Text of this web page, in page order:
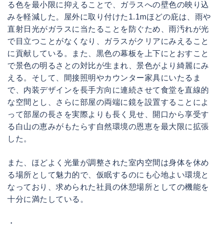
る色を最小限に抑えることで、ガラスへの壁色の映り込
みを軽減した。屋外に取り付けた1.1mほどの庇は、雨や
直射日光がガラスに当たることを防ぐため、雨汚れが光
で目立つことがなくなり、ガラスがクリアにみえること
に貢献している。また、黒色の幕板を上下にとおすこと
で景色の明るさとの対比が生まれ、景色がより綺麗にみ
える。そして、間接照明やカウンター家具にいたるま
で、内装デザインを長手方向に連続させて食堂を直線的
な空間とし、さらに部屋の両端に鏡を設置することによ
って部屋の長さを実際よりも長く見せ、開口から享受す
る白山の恵みがもたらす自然環境の恩恵を最大限に拡張
した。
また、ほどよく光量が調整された室内空間は身体を休め
る場所として魅力的で、仮眠するのにも心地よい環境と
なっており、求められた社員の休憩場所としての機能を
十分に満たしている。
・